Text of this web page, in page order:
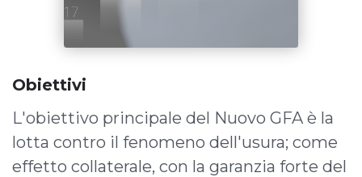
Obiettivi
L'obiettivo principale del Nuovo GFA è la
lotta contro il fenomeno dell'usura; come
effetto collaterale, con la garanzia forte del